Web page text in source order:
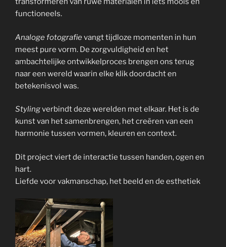
functioneels.
Analoge fotografievangt tijdloze momenten in hun
meest pure vorm. De zorgvuldigheid en het
ambachtelijke ontwikkelproces brengen ons terug
naar een wereld waarin elke klik doordacht en
betekenisvol was.
Stylingverbindt deze werelden met elkaar. Het is de
kunst van het samenbrengen, het creëren van een
harmonie tussen vormen, kleuren en context.
Dit project viert de interactie tussen handen, ogen en
hart.
Liefde voor vakmanschap, het beeld en de esthetiek